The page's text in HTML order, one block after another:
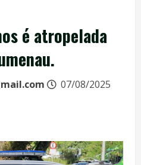
é atropelada
07/08/2025